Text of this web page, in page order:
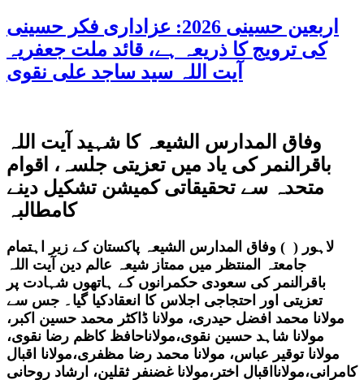
اربعین حسینی 2026: عزاداری فکر حسینی
کی ترویج کا ذریعہ ہے، قائد ملت جعفریہ
آیت اللہ سید ساجد علی نقوی
وفاق المدارس الشیعہ کا شہید آیت اللہ
باقرالنمر کی یاد میں تعزیتی جلسہ، اقوام
متحدہ سے تحقیقاتی کمیشن تشکیل دینے
کامطالبہ
لاہور ( ) وفاق المدارس الشیعہ پاکستان کے زیر اہتمام
جامعتہ المنتظر میں ممتاز شیعہ عالم دین آیت اللہ
باقرالنمر کی سعودی حکمرانوں کے ہاتھوں شہادت پر
تعزیتی اور احتجاجی اجلاس کا انعقادکیا گیا۔ جس سے
مولانا محمد افضل حیدری، مولانا ڈاکٹر محمد حسین اکبر،
مولانا شاہد حسین نقوی،مولاناحافظ کاظم رضا نقوی،
مولانا توقیر عباس، مولانا محمد رضا مظفری،مولانا اقبال
کامرانی،مولانااقبال اختر،مولانا غضنفر ثقلین، ارشاد روحانی